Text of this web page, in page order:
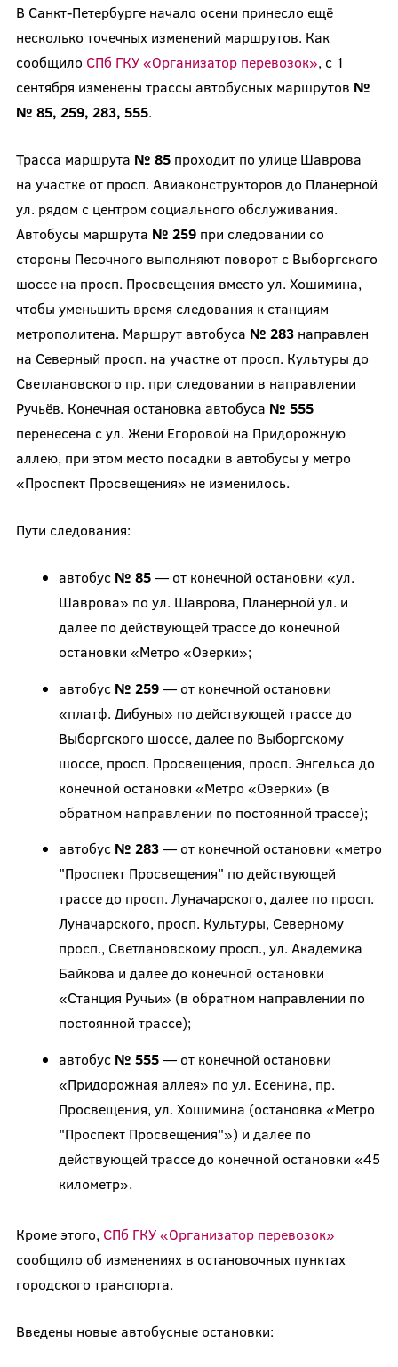
В Санкт-Петербурге начало осени принесло ещё
несколько точечных изменений маршрутов. Как
сообщило СПб ГКУ «Организатор перевозок», с 1
сентября изменены трассы автобусных маршрутов №
№ 85, 259, 283, 555.
Трасса маршрута № 85проходит по улице Шаврова
на участке от просп. Авиаконструкторов до Планерной
ул. рядом с центром социального обслуживания.
Автобусы маршрута № 259при следовании со
стороны Песочного выполняют поворот с Выборгского
шоссе на просп. Просвещения вместо ул. Хошимина,
чтобы уменьшить время следования к станциям
метрополитена. Маршрут автобуса № 283направлен
на Северный просп. на участке от просп. Культуры до
Светлановского пр. при следовании в направлении
Ручьёв. Конечная остановка автобуса № 555
перенесена с ул. Жени Егоровой на Придорожную
аллею, при этом место посадки в автобусы у метро
«Проспект Просвещения» не изменилось.
Пути следования:
автобус № 85— от конечной остановки «ул.
Шаврова» по ул. Шаврова, Планерной ул. и
далее по действующей трассе до конечной
остановки «Метро «Озерки»;
автобус № 259— от конечной остановки
«платф. Дибуны» по действующей трассе до
Выборгского шоссе, далее по Выборгскому
шоссе, просп. Просвещения, просп. Энгельса до
конечной остановки «Метро «Озерки» (в
обратном направлении по постоянной трассе);
автобус № 283— от конечной остановки «метро
"Проспект Просвещения" по действующей
трассе до просп. Луначарского, далее по просп.
Луначарского, просп. Культуры, Северному
просп., Светлановскому просп., ул. Академика
Байкова и далее до конечной остановки
«Станция Ручьи» (в обратном направлении по
постоянной трассе);
автобус № 555— от конечной остановки
«Придорожная аллея» по ул. Есенина, пр.
Просвещения, ул. Хошимина (остановка «Метро
"Проспект Просвещения"») и далее по
действующей трассе до конечной остановки «45
километр».
Кроме этого, СПб ГКУ «Организатор перевозок»
сообщило об изменениях в остановочных пунктах
городского транспорта.
Введены новые автобусные остановки: